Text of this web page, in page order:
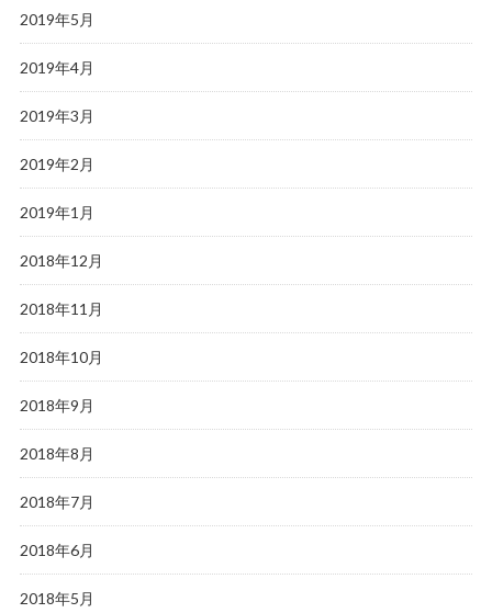
2019年5月
2019年4月
2019年3月
2019年2月
2019年1月
2018年12月
2018年11月
2018年10月
2018年9月
2018年8月
2018年7月
2018年6月
2018年5月